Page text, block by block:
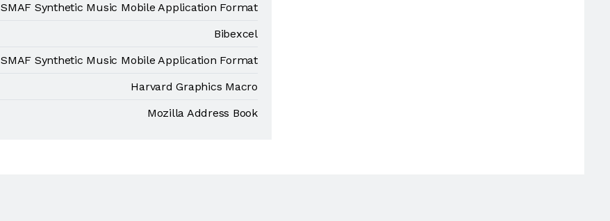
SMAF Synthetic Music Mobile Application Format
Bibexcel
SMAF Synthetic Music Mobile Application Format
Harvard Graphics Macro
Mozilla Address Book